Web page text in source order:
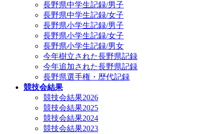
長野県中学生記録/男子
長野県中学生記録/女子
長野県小学生記録/男子
長野県小学生記録/女子
長野県小学生記録/男女
今年樹立された長野県記録
今年追加された長野県記録
長野県選手権・歴代記録
競技会結果
競技会結果2026
競技会結果2025
競技会結果2024
競技会結果2023